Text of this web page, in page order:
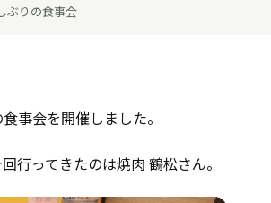
ぶりの食事会
事会を開催しました。
行ってきたのは焼肉 鶴松さん。